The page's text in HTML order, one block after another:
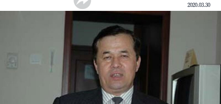
2020.03.30